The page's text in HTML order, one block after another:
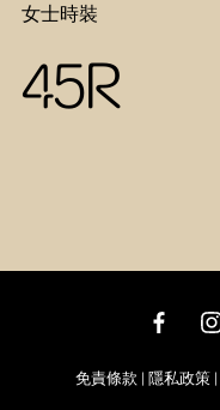
女士時裝
45R
免責條款 | 隱私政策 |